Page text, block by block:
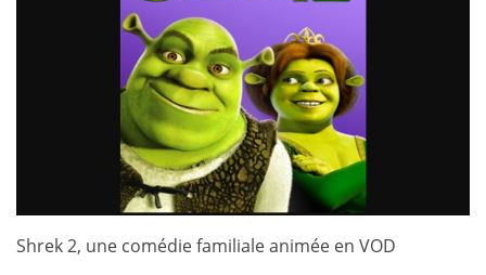
Shrek 2, une comédie familiale animée en VOD